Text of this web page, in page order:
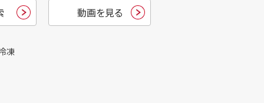
動画を見る
凍